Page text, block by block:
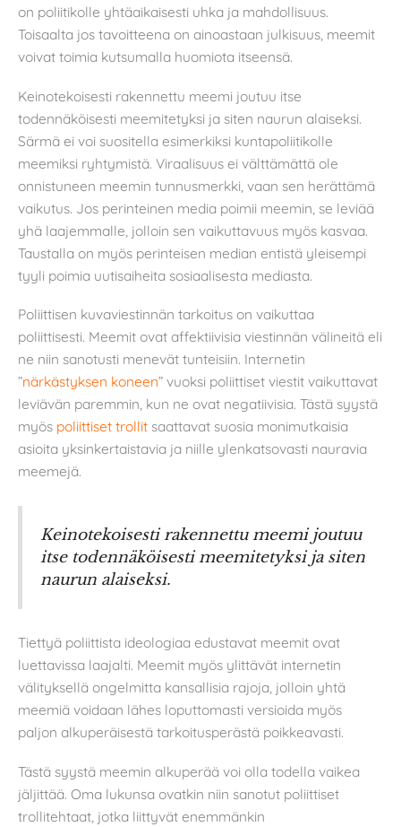
on poliitikolle yhtäaikaisesti uhka ja mahdollisuus.
Toisaalta jos tavoitteena on ainoastaan julkisuus, meemit
voivat toimia kutsumalla huomiota itseensä.
Keinotekoisesti rakennettu meemi joutuu itse
todennäköisesti meemitetyksi ja siten naurun alaiseksi.
Särmä ei voi suositella esimerkiksi kuntapoliitikolle
meemiksi ryhtymistä. Viraalisuus ei välttämättä ole
onnistuneen meemin tunnusmerkki, vaan sen herättämä
vaikutus. Jos perinteinen media poimii meemin, se leviää
yhä laajemmalle, jolloin sen vaikuttavuus myös kasvaa.
Taustalla on myös perinteisen median entistä yleisempi
tyyli poimia uutisaiheita sosiaalisesta mediasta.
Poliittisen kuvaviestinnän tarkoitus on vaikuttaa
poliittisesti. Meemit ovat affektiivisia viestinnän välineitä eli
ne niin sanotusti menevät tunteisiin. Internetin
”närkästyksen koneen” vuoksi poliittiset viestit vaikuttavat
leviävän paremmin, kun ne ovat negatiivisia. Tästä syystä
myös poliittiset trollit saattavat suosia monimutkaisia
asioita yksinkertaistavia ja niille ylenkatsovasti nauravia
meemejä.
Keinotekoisesti rakennettu meemi joutuu
itse todennäköisesti meemitetyksi ja siten
naurun alaiseksi.
Tiettyä poliittista ideologiaa edustavat meemit ovat
luettavissa laajalti. Meemit myös ylittävät internetin
välityksellä ongelmitta kansallisia rajoja, jolloin yhtä
meemiä voidaan lähes loputtomasti versioida myös
paljon alkuperäisestä tarkoitusperästä poikkeavasti.
Tästä syystä meemin alkuperää voi olla todella vaikea
jäljittää. Oma lukunsa ovatkin niin sanotut poliittiset
trollitehtaat, jotka liittyvät enemmänkin